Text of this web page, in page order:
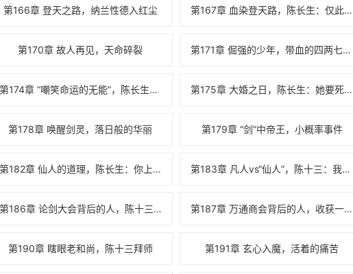
第166章 登天之路，纳兰性德入红尘 第167章 血染登天路，陈长生：仅此而已
第170章 故人再见，天命碎裂 第171章 倔强的少年，带血的四两七钱银子
第174章 “嘲笑命运的无能”，陈长生：你要被光头打 第175章 大婚之日，陈长生：她要死了哟！
第178章 唤醒剑灵，落日般的华丽 第179章 “剑”中帝王，小概率事件
第182章 仙人的道理，陈长生：你上！ 第183章 凡人vs“仙人”，陈十三：我只管出剑
第186章 论剑大会背后的人，陈十三：我不嫌弃你 第187章 万通商会背后的人，收获一个丫鬟
第190章 瞎眼老和尚，陈十三拜师 第191章 玄心入魔，活着的痛苦